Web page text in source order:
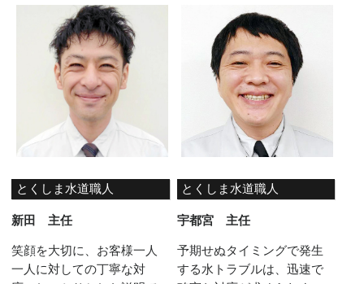
とくしま水道職人
新田 主任
笑顔を大切に、お客様一人
一人に対しての丁寧な対
とくしま水道職人
宇都宮 主任
予期せぬタイミングで発生
する水トラブルは、迅速で